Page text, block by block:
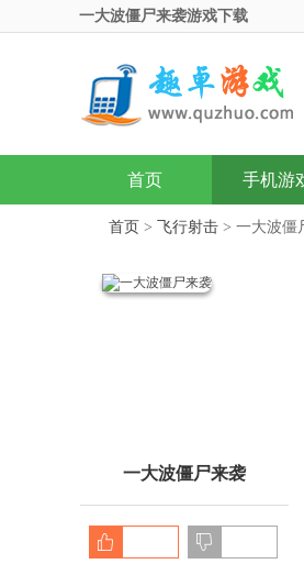
一大波僵尸来袭游戏下载
首页 手机游
首页 > 飞行射击 > 一大波僵
一大波僵尸来袭